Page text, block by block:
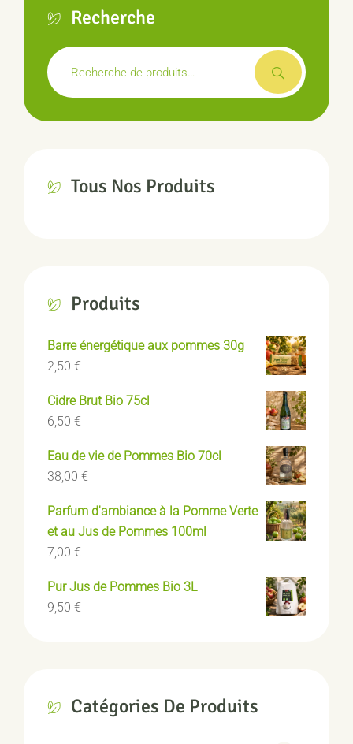
Recherche
Recherche
pour :
Tous Nos Produits
Produits
Barre énergétique aux pommes 30g
2,50 €
Cidre Brut Bio 75cl
6,50 €
Eau de vie de Pommes Bio 70cl
38,00 €
Parfum d'ambiance à la Pomme Verte
et au Jus de Pommes 100ml
7,00 €
Pur Jus de Pommes Bio 3L
9,50 €
Catégories De Produits